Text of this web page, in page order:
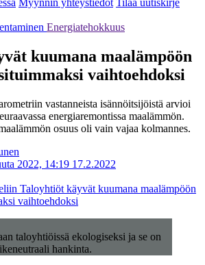
Energiatehokkuus
kuumana maalämpöön
vaihtoehdoksi
vastanneista isännöitsijöistä arvioi
energiaremontissa maalämmön.
osuus oli vain vajaa kolmannes.
2022, 14:19 17.2.2022
Taloyhtiöt käyvät kuumana maalämpöön
vaihtoehdoksi
taloyhtiöissä ekologiseksi ja se on
hankinta.